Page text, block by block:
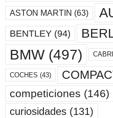
ASTON MARTIN (63)
BENTLEY (94)
BMW(497)
COCHES (43)
competiciones (146)
curiosidades (131)